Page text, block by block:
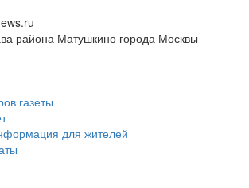
района Матушкино города Москвы
газеты
для жителей